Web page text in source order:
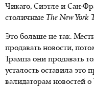
Чикаго, Сиэтле и Сан-
столичные The New York
Это больше не так.
продавать новости,
Трампа они продавать
усталость оставила
валидаторам новостей о